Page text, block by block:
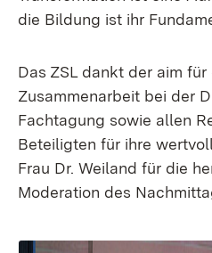
die Bildung ist ihr
Das ZSL dankt der aim
Zusammenarbeit bei der
Fachtagung sowie allen
Beteiligten für ihre
Frau Dr. Weiland für die
Moderation des